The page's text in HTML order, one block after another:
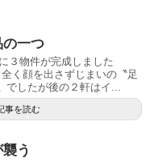
の一つ
３物件が完成しました
顔を出さずじまいの〝足
でしたが後の２軒はイ...
事を読む
う